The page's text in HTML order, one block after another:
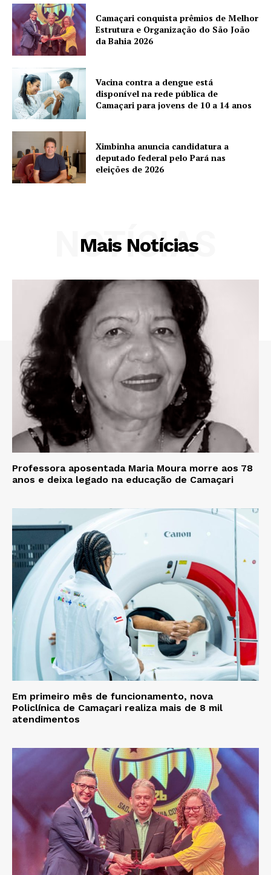
Camaçari conquista prêmios de Melhor
Estrutura e Organização do São João
da Bahia 2026
Vacina contra a dengue está
disponível na rede pública de
Camaçari para jovens de 10 a 14 anos
Ximbinha anuncia candidatura a
deputado federal pelo Pará nas
eleições de 2026
Mais Notícias
NOTÍCIAS
Professora aposentada Maria Moura morre aos 78
anos e deixa legado na educação de Camaçari
Em primeiro mês de funcionamento, nova
Policlínica de Camaçari realiza mais de 8 mil
atendimentos